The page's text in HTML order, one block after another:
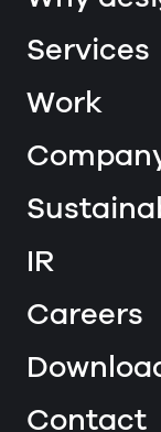
Services
Work
IR
Careers
Contact